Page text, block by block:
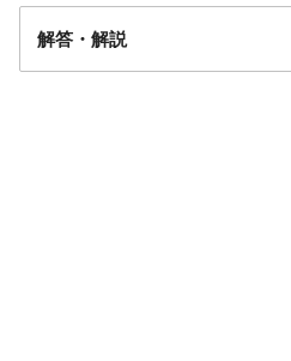
解答・解説